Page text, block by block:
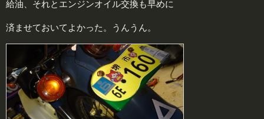
給油、それとエンジンオイル交換も早めに
済ませておいてよかった。うんうん。